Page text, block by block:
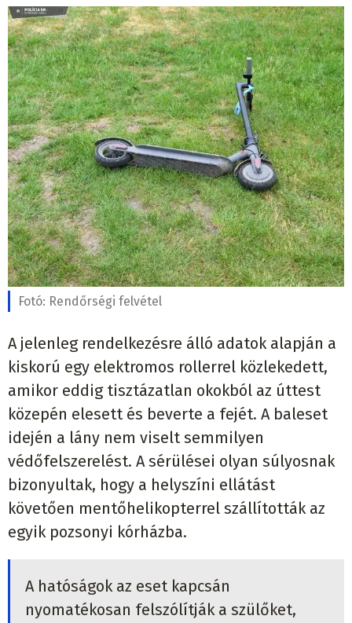
Fotó: Rendőrségi felvétel
A jelenleg rendelkezésre álló adatok alapján a
kiskorú egy elektromos rollerrel közlekedett,
amikor eddig tisztázatlan okokból az úttest
közepén elesett és beverte a fejét. A baleset
idején a lány nem viselt semmilyen
védőfelszerelést. A sérülései olyan súlyosnak
bizonyultak, hogy a helyszíni ellátást
követően mentőhelikopterrel szállították az
egyik pozsonyi kórházba.
A hatóságok az eset kapcsán
nyomatékosan felszólítják a szülőket,